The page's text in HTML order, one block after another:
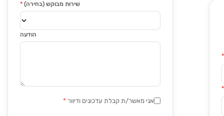
*
*
שירות מבוקש (בחירה)*
הודעה
אני מאשר/ת קבלת עדכונים ודיוור *